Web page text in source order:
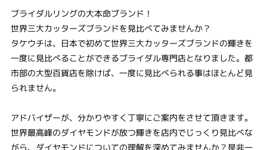
ブライダルリングの大本命ブランド！
世界三大カッターズブランドを見比べてみませんか？
タケウチは、日本で初めて世界三大カッターズブランドの輝きを
一度に見比べることができるブライダル専門店となりました。都
市部の大型百貨店を除けば、一度に見比べられる事はほとんど見
られません。
アドバイザーが、分かりやすく丁寧にご案内をさせて頂きます。
世界最高峰のダイヤモンドが放つ輝きを店内でじっくり見比べな
がら、ダイヤモンドについての理解を深めてみませんか？是非一